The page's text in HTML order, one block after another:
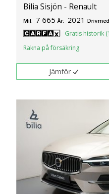
Bilia Sisjön - Renault
Mil: 7 665 År: 2021
Gratis historik
Räkna på försäkring
Jämför